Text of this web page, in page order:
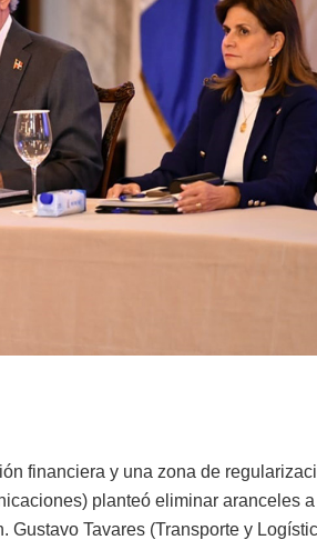
financiera y una zona de
planteó eliminar aranceles a
Gustavo Tavares (Transporte y